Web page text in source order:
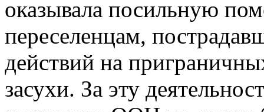
оказывала посильную
переселенцам,
действий на
засухи. За эту